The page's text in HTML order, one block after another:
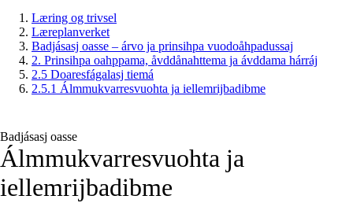
Læring og trivsel
Læreplanverket
Badjásasj oasse – árvo ja prinsihpa vuodoåhpadussaj
2. Prinsihpa oahppama, åvddånahttema ja ávddama hárráj
2.5 Doaresfágalasj tiemá
2.5.1 Álmmukvarresvuohta ja iellemrijbadibme
Badjásasj oasse
Álmmukvarresvuohta ja
iellemrijbadibme